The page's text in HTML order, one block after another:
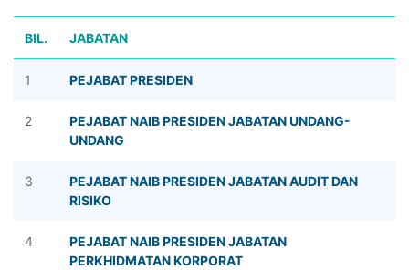
BIL. JABATAN
1 PEJABAT PRESIDEN
2
PEJABAT NAIB PRESIDEN JABATAN UNDANG-
UNDANG
3
PEJABAT NAIB PRESIDEN JABATAN AUDIT DAN
RISIKO
4
PEJABAT NAIB PRESIDEN JABATAN
PERKHIDMATAN KORPORAT